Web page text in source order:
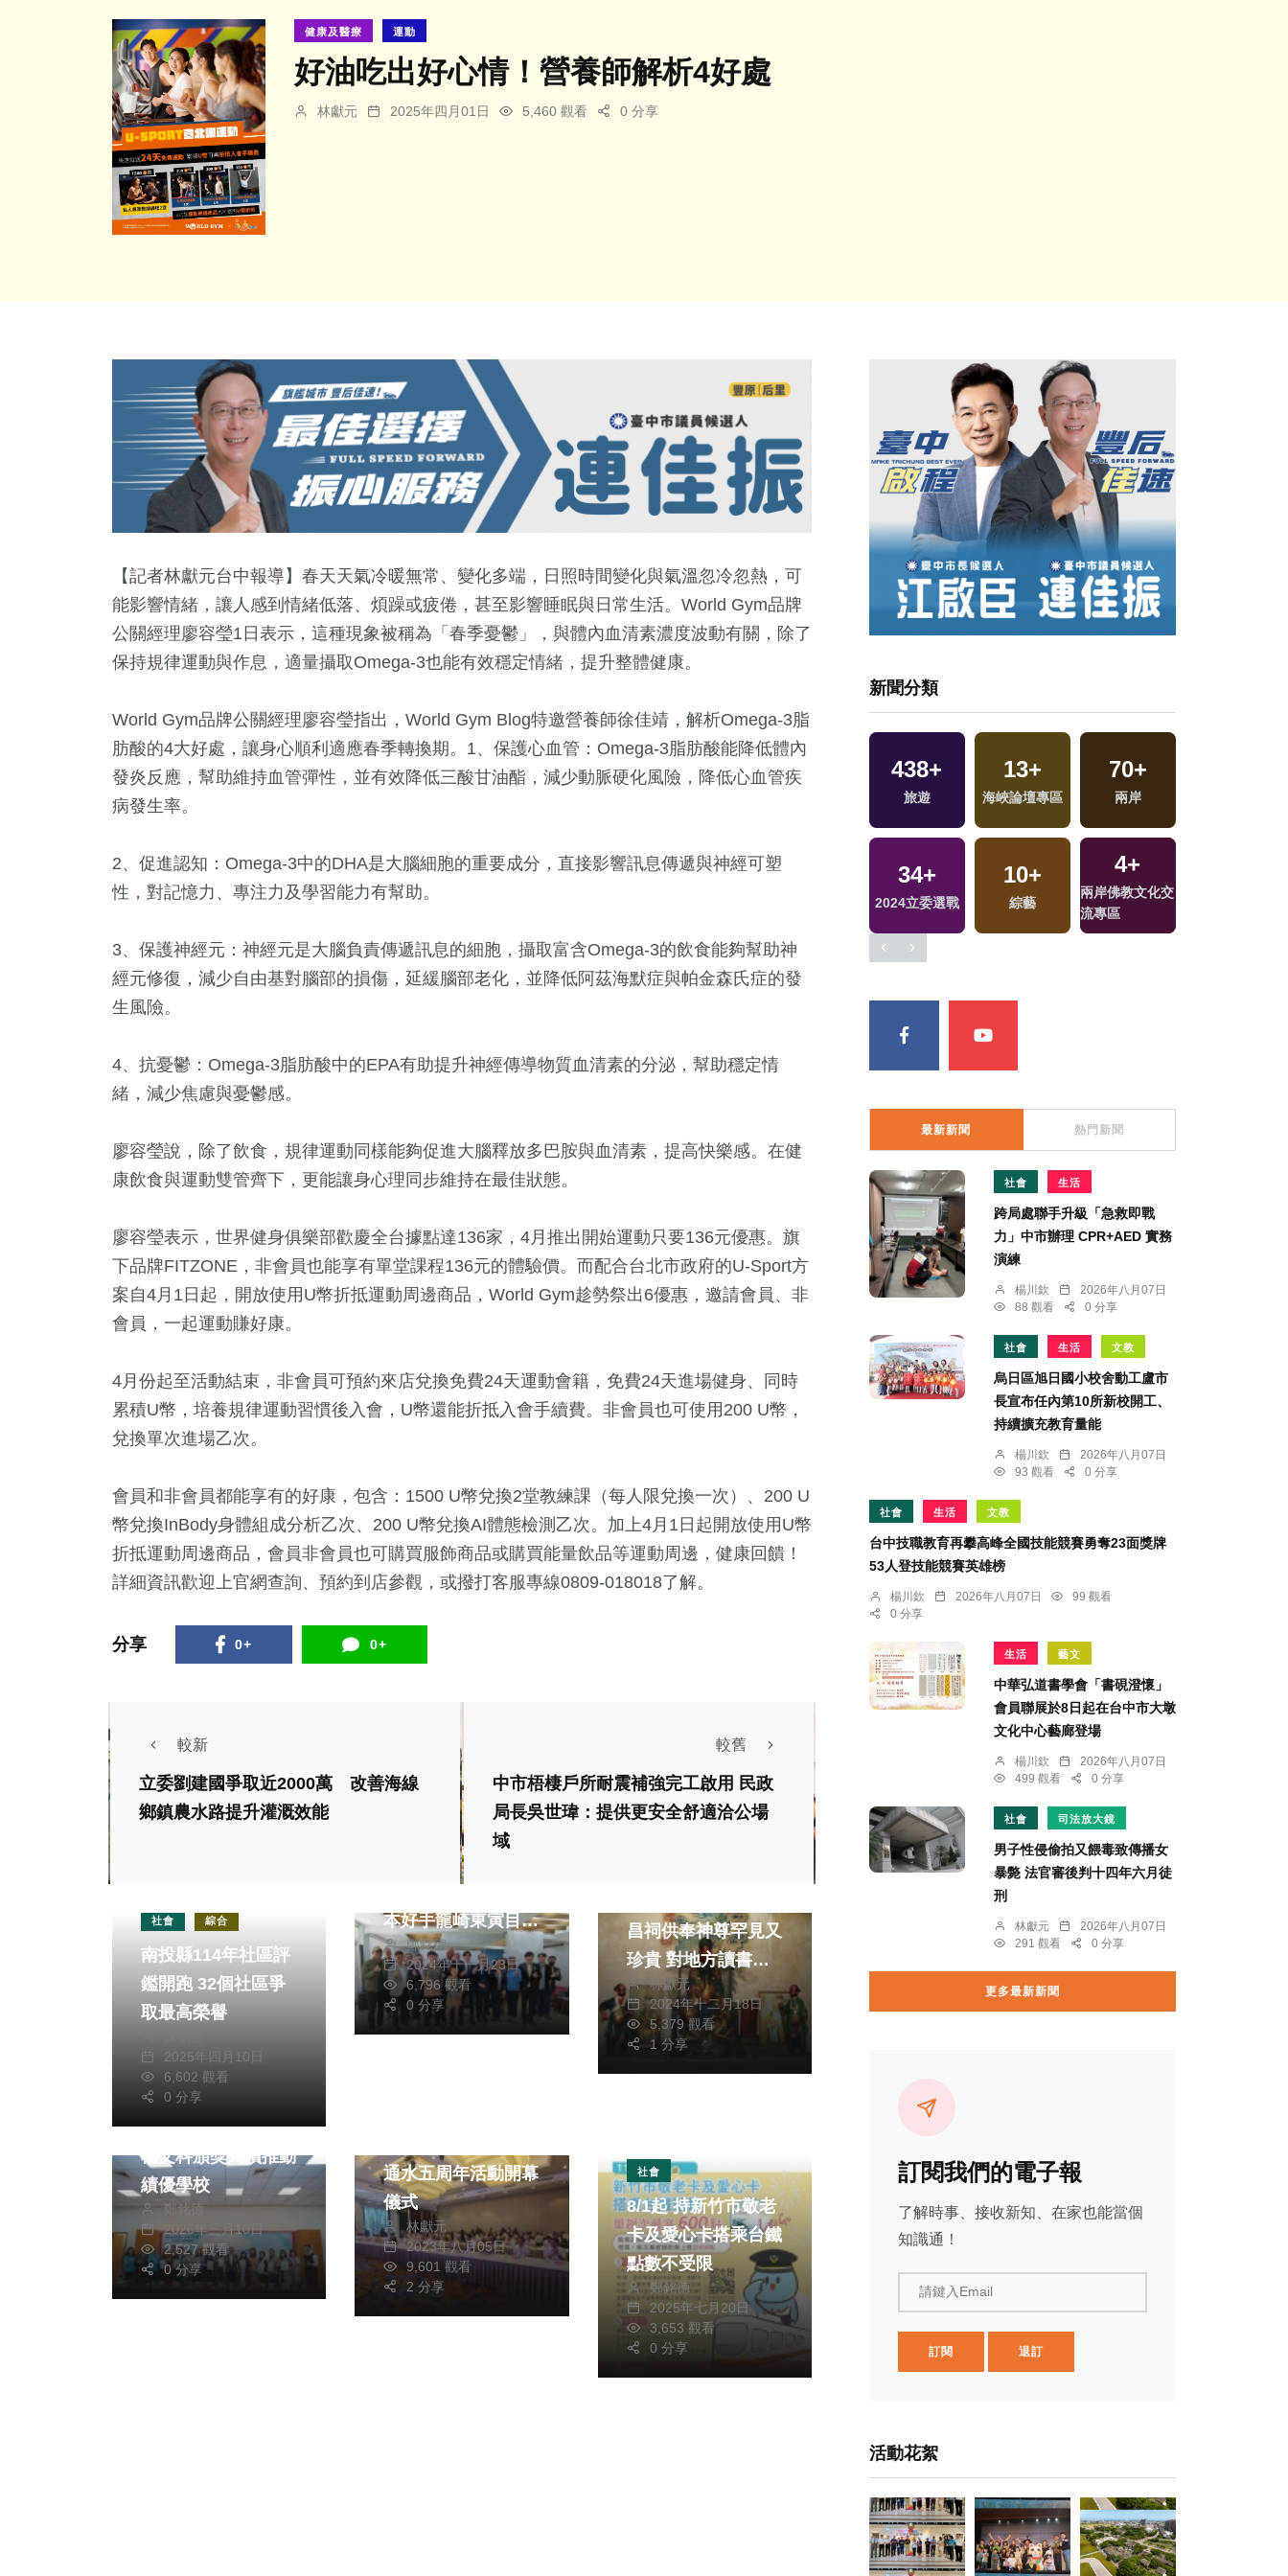
健康及醫療 運動
好油吃出好心情！營養師解析4好處
林獻元 2025年四月01日 5,460 觀看 0 分享
【記者林獻元台中報導】春天天氣冷暖無常、變化多端，日照時間變化與氣溫忽冷忽熱，可
能影響情緒，讓人感到情緒低落、煩躁或疲倦，甚至影響睡眠與日常生活。World Gym品牌
公關經理廖容瑩1日表示，這種現象被稱為「春季憂鬱」，與體內血清素濃度波動有關，除了
保持規律運動與作息，適量攝取Omega-3也能有效穩定情緒，提升整體健康。
World Gym品牌公關經理廖容瑩指出，World Gym Blog特邀營養師徐佳靖，解析Omega-3脂
肪酸的4大好處，讓身心順利適應春季轉換期。1、保護心血管：Omega-3脂肪酸能降低體內
發炎反應，幫助維持血管彈性，並有效降低三酸甘油酯，減少動脈硬化風險，降低心血管疾
病發生率。
2、促進認知：Omega-3中的DHA是大腦細胞的重要成分，直接影響訊息傳遞與神經可塑
性，對記憶力、專注力及學習能力有幫助。
3、保護神經元：神經元是大腦負責傳遞訊息的細胞，攝取富含Omega-3的飲食能夠幫助神
經元修復，減少自由基對腦部的損傷，延緩腦部老化，並降低阿茲海默症與帕金森氏症的發
生風險。
4、抗憂鬱：Omega-3脂肪酸中的EPA有助提升神經傳導物質血清素的分泌，幫助穩定情
緒，減少焦慮與憂鬱感。
廖容瑩說，除了飲食，規律運動同樣能夠促進大腦釋放多巴胺與血清素，提高快樂感。在健
康飲食與運動雙管齊下，更能讓身心理同步維持在最佳狀態。
廖容瑩表示，世界健身俱樂部歡慶全台據點達136家，4月推出開始運動只要136元優惠。旗
下品牌FITZONE，非會員也能享有單堂課程136元的體驗價。而配合台北市政府的U-Sport方
案自4月1日起，開放使用U幣折抵運動周邊商品，World Gym趁勢祭出6優惠，邀請會員、非
會員，一起運動賺好康。
4月份起至活動結束，非會員可預約來店兌換免費24天運動會籍，免費24天進場健身、同時
累積U幣，培養規律運動習慣後入會，U幣還能折抵入會手續費。非會員也可使用200 U幣，
兌換單次進場乙次。
會員和非會員都能享有的好康，包含：1500 U幣兌換2堂教練課（每人限兌換一次）、200 U
幣兌換InBody身體組成分析乙次、200 U幣兌換AI體態檢測乙次。加上4月1日起開放使用U幣
折抵運動周邊商品，會員非會員也可購買服飾商品或購買能量飲品等運動周邊，健康回饋！
詳細資訊歡迎上官網查詢、預約到店參觀，或撥打客服專線0809-018018了解。
分享 0+ 0+
較新
立委劉建國爭取近2000萬 改善海線
鄉鎮農水路提升灌溉效能
較舊
中市梧棲戶所耐震補強完工啟用 民政
局長吳世瑋：提供更安全舒適洽公場
域
社會 綜合
南投縣114年社區評
鑑開跑 32個社區爭
取最高榮譽
2025年四月10日
6,602 觀看
0 分享
臺灣逸品「蛋牌the
本好手龍崎東寅目光
今天雙方簽定合作協
定 強力推向國際舞
台
鄭銘德
2024年十一月23日
6,796 觀看
0 分享
昌祠供奉神尊罕見又
珍貴 對地方讀書風
氣及觀光事業有極大
效益
林獻元
2024年十二月18日
5,379 觀看
1 分享
文教
閱讀是城市進步動力
楊文科頒獎閱讀推動
績優學校
鄭銘德
2026年三月10日
2,527 觀看
0 分享
通水五周年活動開幕
儀式
林獻元
2023年八月05日
9,601 觀看
2 分享
社會
8/1起 持新竹市敬老
卡及愛心卡搭乘台鐵
點數不受限
鄭銘德
2025年七月20日
3,653 觀看
0 分享
新聞分類
+
2023金鐘獎
178+
505+
財經及消費
1652 +
生活
77+ 18+ 1+ 71+ 40
兩岸道教文化交
21+ 15+
438+
旅遊
13+
海峽論壇專區
70+
兩岸
34+
2024立委選戰
10+
綜藝
4+
兩岸佛教文化交
流專區
最新新聞 熱門新聞
社會 生活
跨局處聯手升級「急救即戰
力」中市辦理 CPR+AED 實務
演練
楊川欽
2026年八月07日
88 觀看
0 分享
社會 生活 文教
烏日區旭日國小校舍動工盧市
長宣布任內第10所新校開工、
持續擴充教育量能
楊川欽
2026年八月07日
93 觀看
0 分享
社會 生活 文教
台中技職教育再攀高峰全國技能競賽勇奪23面獎牌
53人登技能競賽英雄榜
楊川欽 2026年八月07日
99 觀看
0 分享
生活 藝文
中華弘道書學會「書硯澄懷」
會員聯展於8日起在台中市大墩
文化中心藝廊登場
楊川欽
2026年八月07日
499 觀看
0 分享
社會 司法放大鏡
男子性侵偷拍又餵毒致傳播女
暴斃 法官審後判十四年六月徒
刑
林獻元
2026年八月07日
291 觀看
0 分享
更多最新新聞
訂閱我們的電子報
了解時事、接收新知、在家也能當個
知識通！
請鍵入Email
訂閱 退訂
活動花絮